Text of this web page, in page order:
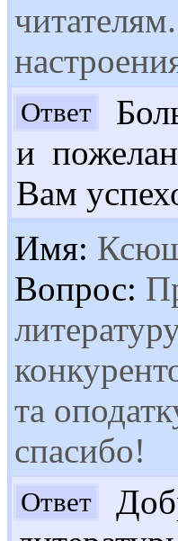
Ответ
и
Вам
Имя:
Вопрос:
та
спасибо!
Ответ